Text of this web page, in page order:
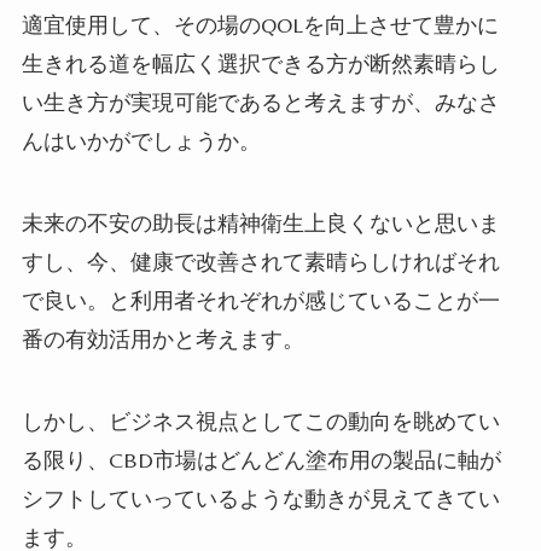
適宜使用して、その場のQOLを向上させて豊かに
生きれる道を幅広く選択できる方が断然素晴らし
い生き方が実現可能であると考えますが、みなさ
んはいかがでしょうか。
未来の不安の助長は精神衛生上良くないと思いま
すし、今、健康で改善されて素晴らしければそれ
で良い。と利用者それぞれが感じていることが一
番の有効活用かと考えます。
しかし、ビジネス視点としてこの動向を眺めてい
る限り、CBD市場はどんどん塗布用の製品に軸が
シフトしていっているような動きが見えてきてい
ます。